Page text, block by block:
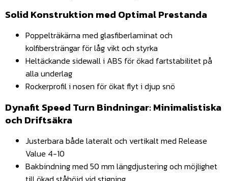
Solid Konstruktion med Optimal Prestanda
Poppelträkärna med glasfiberlaminat och
kolfibersträngar för låg vikt och styrka
Heltäckande sidewall i ABS för ökad fartstabilitet på
alla underlag
Rockerprofil i nosen för ökat flyt i djup snö
Dynafit Speed Turn Bindningar: Minimalistiska
och Driftsäkra
Justerbara både lateralt och vertikalt med Release
Value 4-10
Bakbindning med 50 mm längdjustering och möjlighet